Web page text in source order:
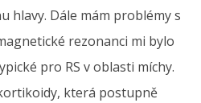
hlavy. Dále mám problémy s
rezonanci mi bylo
pro RS v oblasti míchy.
která postupně